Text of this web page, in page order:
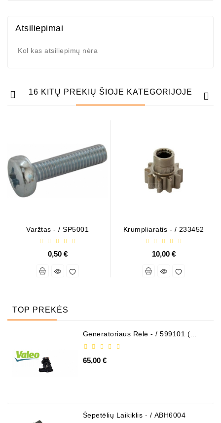
Remontas
Starterių
Atsiliepimai
Kol kas atsiliepimų nėra
16 KITŲ PREKIŲ ŠIOJE KATEGORIJOJE
Varžtas - / SP5001
0,50 €
Krumpliaratis - / 233452
10,00 €
TOP PREKĖS
Generatoriaus Rėlė - / 599101 (
65,00 €
Šepetėlių Laikiklis - / ABH6004